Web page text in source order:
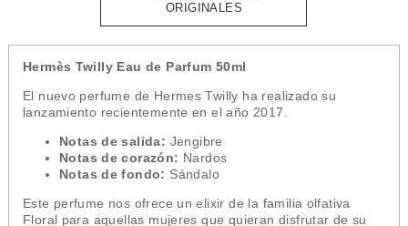
ORIGINALES
Hermès Twilly Eau de Parfum 50ml
El nuevo perfume de Hermes Twilly ha realizado su
lanzamiento recientemente en el año 2017.
Notas de salida: Jengibre
Notas de corazón: Nardos
Notas de fondo: Sándalo
Este perfume nos ofrece un elixir de la familia olfativa
Floral para aquellas mujeres que quieran disfrutar de su